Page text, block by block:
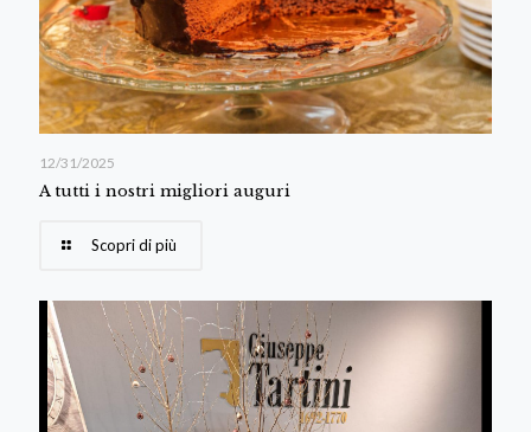
12/31/2025
A tutti i nostri migliori auguri
Scopri di più